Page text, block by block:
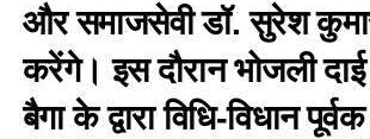
और समाजसेवी डॉ. सुरेश
करेंगे। इस दौरान भोजली
बैगा के द्वारा विधि-विधान